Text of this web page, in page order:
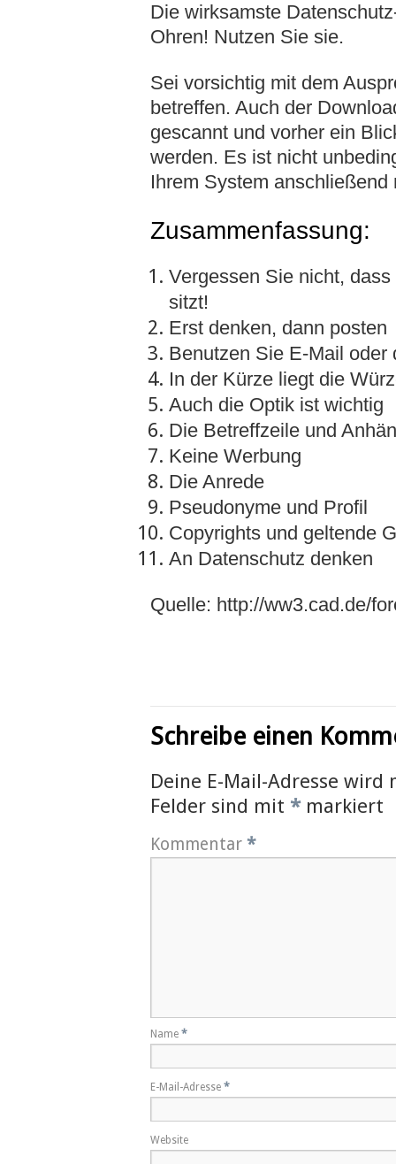
Die wirksamste
Ohren! Nutzen Sie sie.
Sei vorsichtig mit dem
betreffen. Auch der
gescannt und vorher ein
werden. Es ist nicht
Ihrem System
Zusammenfassung:
Vergessen Sie nicht,
sitzt!
Erst denken, dann posten
Benutzen Sie E-Mail oder
In der Kürze liegt die
Auch die Optik ist wichtig
Die Betreffzeile und
Keine Werbung
Die Anrede
Pseudonyme und Profil
Copyrights und geltende
An Datenschutz denken
Quelle: http://ww3.cad.de/
Schreibe einen
Deine E-Mail-Adresse
Felder sind mit *markiert
Kommentar *
Name *
E-Mail-Adresse *
Website